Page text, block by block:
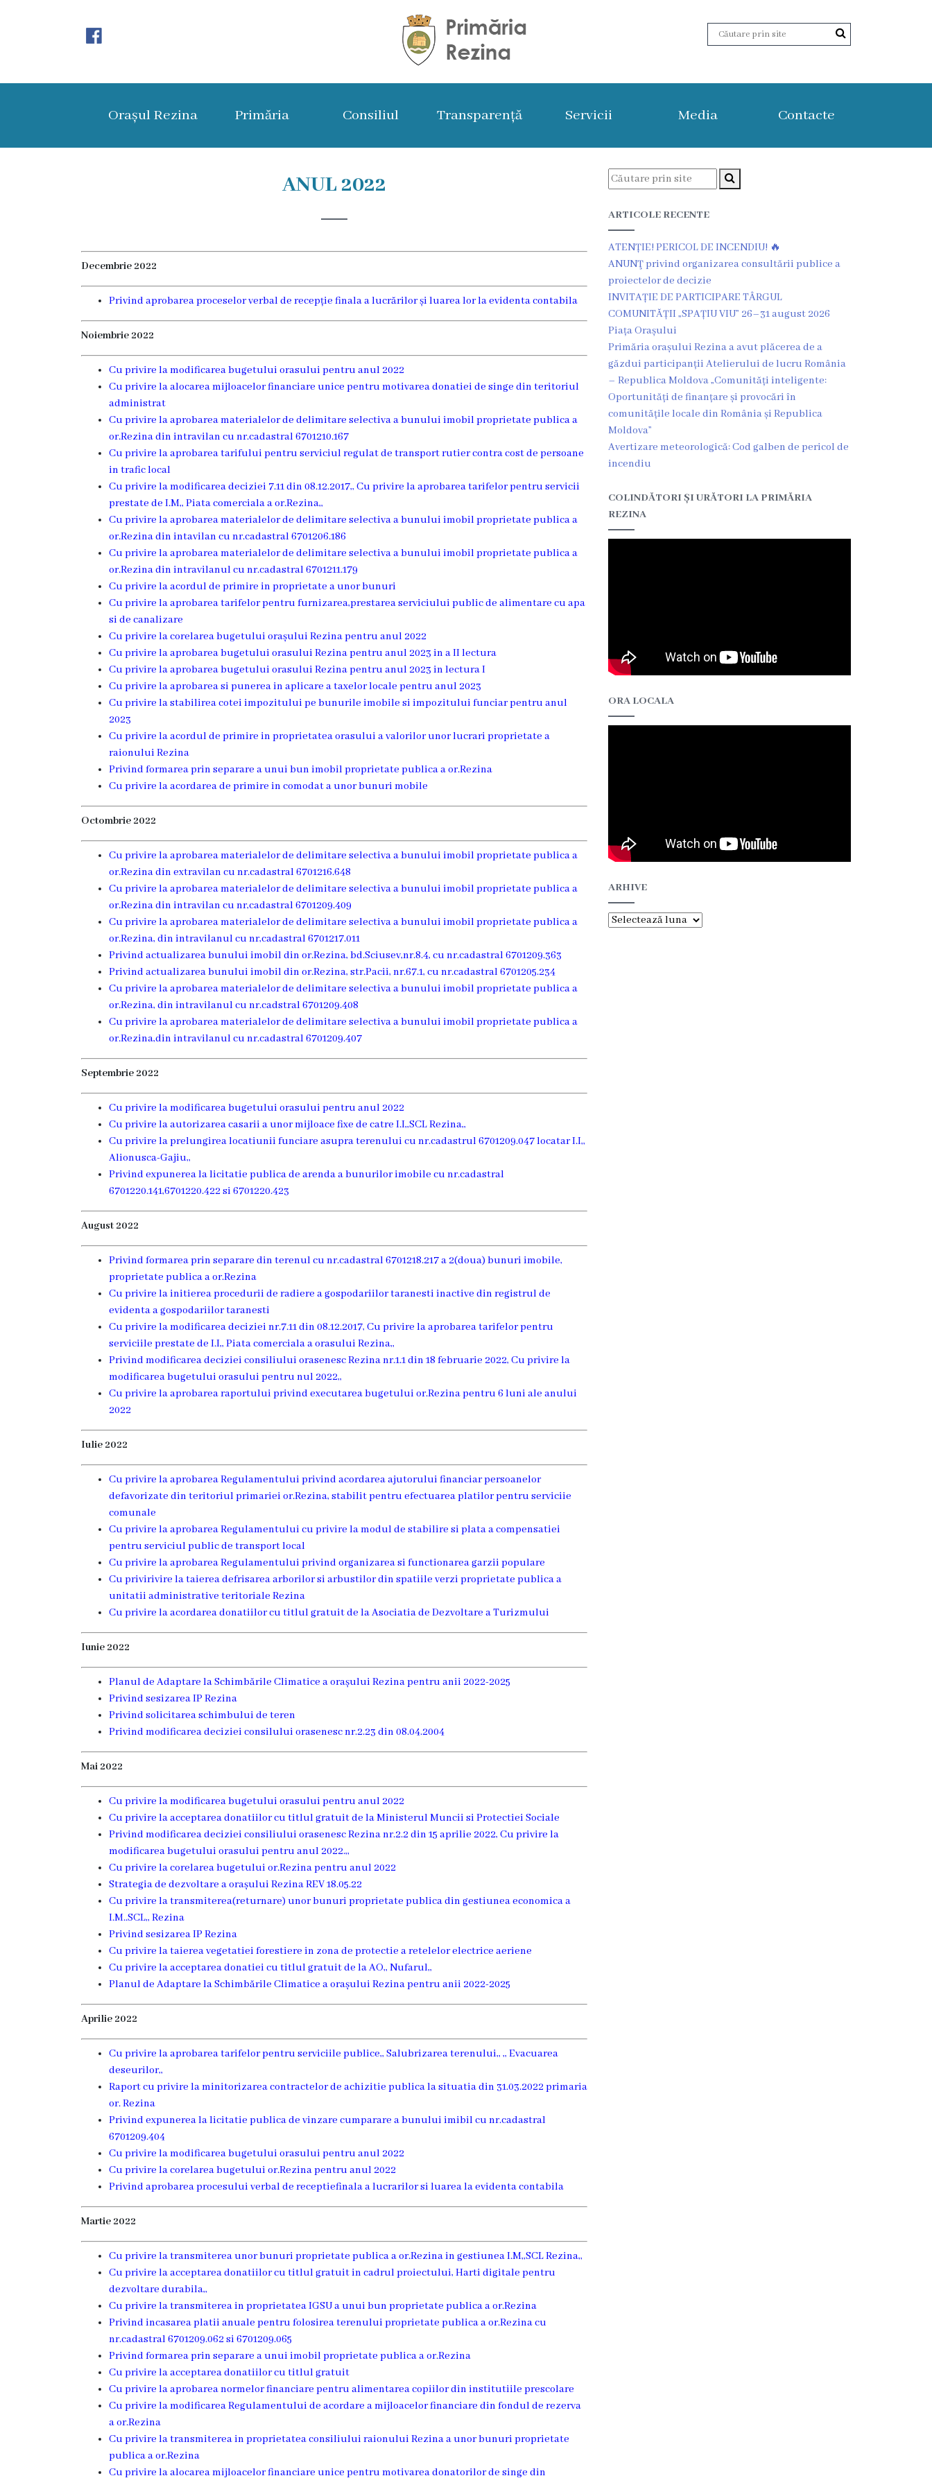
Rezina
orașului
Competențele
primarului
Dispozițiile
primarului
Întreprinderi
subordonate
Grădinița
,,Leagănul
copilăriei”
Grădinița
,,Andrieș”
Grădinița
,,Bucuria”
Grădinița
,,Cocoșelul
Locative”
or.Rezina.
Piața
comercială
Posturi
Componența
Consiliului
specialitate
Activitatea
consiliului
Deciziile
consiliului
Regulamentul
Consiliului
consiliului
orășenesc
Transparență
Rapoarte
Orașul Rezina Primăria Consiliul Transparență Servicii Media Contacte
ANUL 2022
Decembrie 2022
Privind aprobarea proceselor verbal de recepție finala a lucrărilor și luarea lor la evidenta contabila
Noiembrie 2022
Cu privire la modificarea bugetului orasului pentru anul 2022
Cu privire la alocarea mijloacelor financiare unice pentru motivarea donatiei de singe din teritoriul
administrat
Cu privire la aprobarea materialelor de delimitare selectiva a bunului imobil proprietate publica a
or.Rezina din intravilan cu nr.cadastral 6701210.167
Cu privire la aprobarea tarifului pentru serviciul regulat de transport rutier contra cost de persoane
in trafic local
Cu privire la modificarea deciziei 7.11 din 08.12.2017,, Cu privire la aprobarea tarifelor pentru servicii
prestate de I.M,, Piata comerciala a or.Rezina,,
Cu privire la aprobarea materialelor de delimitare selectiva a bunului imobil proprietate publica a
or.Rezina din intavilan cu nr.cadastral 6701206.186
Cu privire la aprobarea materialelor de delimitare selectiva a bunului imobil proprietate publica a
or.Rezina din intravilanul cu nr.cadastral 6701211.179
Cu privire la acordul de primire in proprietate a unor bunuri
Cu privire la aprobarea tarifelor pentru furnizarea,prestarea serviciului public de alimentare cu apa
si de canalizare
Cu privire la corelarea bugetului orașului Rezina pentru anul 2022
Cu privire la aprobarea bugetului orasului Rezina pentru anul 2023 in a II lectura
Cu privire la aprobarea bugetului orasului Rezina pentru anul 2023 in lectura I
Cu privire la aprobarea si punerea in aplicare a taxelor locale pentru anul 2023
Cu privire la stabilirea cotei impozitului pe bunurile imobile si impozitului funciar pentru anul
2023
Cu privire la acordul de primire in proprietatea orasului a valorilor unor lucrari proprietate a
raionului Rezina
Privind formarea prin separare a unui bun imobil proprietate publica a or.Rezina
Cu privire la acordarea de primire in comodat a unor bunuri mobile
Octombrie 2022
Cu privire la aprobarea materialelor de delimitare selectiva a bunului imobil proprietate publica a
or.Rezina din extravilan cu nr.cadastral 6701216.648
Cu privire la aprobarea materialelor de delimitare selectiva a bunului imobil proprietate publica a
or.Rezina din intravilan cu nr,cadastral 6701209.409
Cu privire la aprobarea materialelor de delimitare selectiva a bunului imobil proprietate publica a
or.Rezina, din intravilanul cu nr,cadastral 6701217.011
Privind actualizarea bunului imobil din or.Rezina, bd.Sciusev,nr.8.4, cu nr.cadastral 6701209.363
Privind actualizarea bunului imobil din or.Rezina, str.Pacii, nr.67.1, cu nr.cadastral 6701205.234
Cu privire la aprobarea materialelor de delimitare selectiva a bunului imobil proprietate publica a
or.Rezina, din intravilanul cu nr.cadstral 6701209.408
Cu privire la aprobarea materialelor de delimitare selectiva a bunului imobil proprietate publica a
or.Rezina,din intravilanul cu nr.cadastral 6701209.407
Septembrie 2022
Cu privire la modificarea bugetului orasului pentru anul 2022
Cu privire la autorizarea casarii a unor mijloace fixe de catre I.I,,SCL Rezina,,
Cu privire la prelungirea locatiunii funciare asupra terenului cu nr.cadastrul 6701209.047 locatar I.I,,
Alionusca-Gajiu,,
Privind expunerea la licitatie publica de arenda a bunurilor imobile cu nr.cadastral
6701220.141,6701220.422 si 6701220.423
August 2022
Privind formarea prin separare din terenul cu nr.cadastral 6701218.217 a 2(doua) bunuri imobile,
proprietate publica a or.Rezina
Cu privire la initierea procedurii de radiere a gospodariilor taranesti inactive din registrul de
evidenta a gospodariilor taranesti
Cu privire la modificarea deciziei nr.7.11 din 08.12.2017, Cu privire la aprobarea tarifelor pentru
serviciile prestate de I.I,, Piata comerciala a orasului Rezina,,
Privind modificarea deciziei consiliului orasenesc Rezina nr.1.1 din 18 februarie 2022, Cu privire la
modificarea bugetului orasului pentru nul 2022,,
Cu privire la aprobarea raportului privind executarea bugetului or.Rezina pentru 6 luni ale anului
2022
Iulie 2022
Cu privire la aprobarea Regulamentului privind acordarea ajutorului financiar persoanelor
defavorizate din teritoriul primariei or.Rezina, stabilit pentru efectuarea platilor pentru serviciie
comunale
Cu privire la aprobarea Regulamentului cu privire la modul de stabilire si plata a compensatiei
pentru serviciul public de transport local
Cu privire la aprobarea Regulamentului privind organizarea si functionarea garzii populare
Cu privirivire la taierea defrisarea arborilor si arbustilor din spatiile verzi proprietate publica a
unitatii administrative teritoriale Rezina
Cu privire la acordarea donatiilor cu titlul gratuit de la Asociatia de Dezvoltare a Turizmului
Iunie 2022
Planul de Adaptare la Schimbările Climatice a orașului Rezina pentru anii 2022-2025
Privind sesizarea IP Rezina
Privind solicitarea schimbului de teren
Privind modificarea deciziei consilului orasenesc nr.2.23 din 08.04.2004
Mai 2022
Cu privire la modificarea bugetului orasului pentru anul 2022
Cu privire la acceptarea donatiilor cu titlul gratuit de la Ministerul Muncii si Protectiei Sociale
Privind modificarea deciziei consiliului orasenesc Rezina nr.2.2 din 15 aprilie 2022, Cu privire la
modificarea bugetului orasului pentru anul 2022.,,
Cu privire la corelarea bugetului or.Rezina pentru anul 2022
Strategia de dezvoltare a orașului Rezina REV 18.05.22
Cu privire la transmiterea(returnare) unor bunuri proprietate publica din gestiunea economica a
I.M..SCL,, Rezina
Privind sesizarea IP Rezina
Cu privire la taierea vegetatiei forestiere in zona de protectie a retelelor electrice aeriene
Cu privire la acceptarea donatiei cu titlul gratuit de la AO,, Nufarul,,
Planul de Adaptare la Schimbările Climatice a orașului Rezina pentru anii 2022-2025
Aprilie 2022
Cu privire la aprobarea tarifelor pentru serviciile publice,, Salubrizarea terenului,, ,, Evacuarea
deseurilor,,
Raport cu privire la minitorizarea contractelor de achizitie publica la situatia din 31.03.2022 primaria
or. Rezina
Privind expunerea la licitatie publica de vinzare cumparare a bunului imibil cu nr.cadastral
6701209.404
Cu privire la modificarea bugetului orasului pentru anul 2022
Cu privire la corelarea bugetului or.Rezina pentru anul 2022
Privind aprobarea procesului verbal de receptiefinala a lucrarilor si luarea la evidenta contabila
Martie 2022
Cu privire la transmiterea unor bunuri proprietate publica a or.Rezina in gestiunea I.M,,SCL Rezina,,
Cu privire la acceptarea donatiilor cu titlul gratuit in cadrul proiectului, Harti digitale pentru
dezvoltare durabila,,
Cu privire la transmiterea in proprietatea IGSU a unui bun proprietate publica a or.Rezina
Privind incasarea platii anuale pentru folosirea terenului proprietate publica a or.Rezina cu
nr.cadastral 6701209.062 si 6701209.065
Privind formarea prin separare a unui imobil proprietate publica a or.Rezina
Cu privire la acceptarea donatiilor cu titlul gratuit
Cu privire la aprobarea normelor financiare pentru alimentarea copiilor din institutiile prescolare
Cu privire la modificarea Regulamentului de acordare a mijloacelor financiare din fondul de rezerva
a or.Rezina
Cu privire la transmiterea in proprietatea consiliului raionului Rezina a unor bunuri proprietate
publica a or.Rezina
Cu privire la alocarea mijloacelor financiare unice pentru motivarea donatorilor de singe din
ARTICOLE RECENTE
ATENȚIE! PERICOL DE INCENDIU! 🔥
ANUNŢ privind organizarea consultării publice a
proiectelor de decizie
INVITAȚIE DE PARTICIPARE TÂRGUL
COMUNITĂȚII „SPAȚIU VIU” 26–31 august 2026
Piața Orașului
Primăria orașului Rezina a avut plăcerea de a
găzdui participanții Atelierului de lucru România
– Republica Moldova „Comunități inteligente:
Oportunități de finanțare și provocări în
comunitățile locale din România și Republica
Moldova”
Avertizare meteorologică: Cod galben de pericol de
incendiu
COLINDĂTORI ȘI URĂTORI LA PRIMĂRIA
REZINA
ORA LOCALA
ARHIVE
Arhive